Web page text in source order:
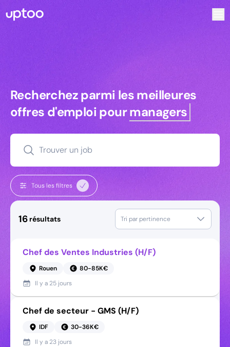
Recherchez parmi les meilleures
Recherchez parmi les meilleures
offres d'emploi pourmanagers
Trouver un job
Tous les filtres
16 résultats Tri par pertinence
Chef des Ventes Industries (H/F)
Rouen
80-85K€
Il y a 25 jours
Chef de secteur - GMS (H/F)
IDF
30-36K€
Il y a 23 jours